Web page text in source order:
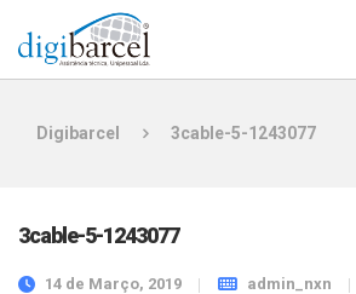
Digibarcel 3cable-5-1243077
3cable-5-1243077
14 de Março, 2019 admin_nxn